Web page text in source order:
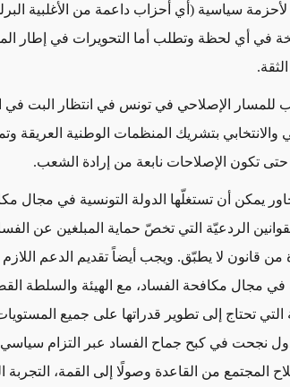
سياسية (أي أحزاب داعمة من الأغلبية
في أي لحظة وتطلب أما التحويرات في إطار
.
الإصلاحي في تونس في انتظار البت في
والانتخابي بتشريك المنظمات الوطنية العريقة
حتى تكون الإصلاحات نابعة من إرادة الشعب.
يمكن أن تستغلّها الدولة التونسية في مجال
الردعيّة التي تخصّ حماية المبلغين عن
من قانون لا يطبّق. ويجب أيضاً تقديم الدعم اللازم
في مجال مكافحة الفساد، مع الهيئة والسلطة
التي تحتاج إلى تطوير قدراتها على جميع
نجحت في كبح جماح الفساد عبر
التزام
المجتمع من القاعدة وصولًا إلى القمة، التجربة